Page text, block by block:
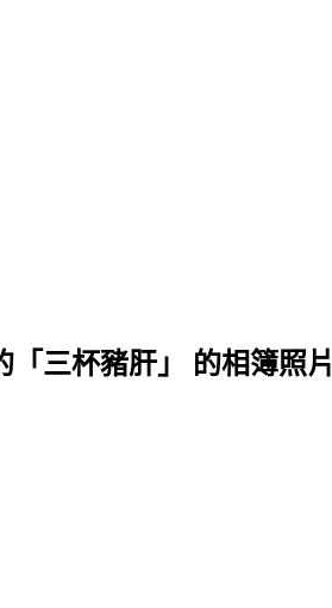
「三杯豬肝」 的相簿照片